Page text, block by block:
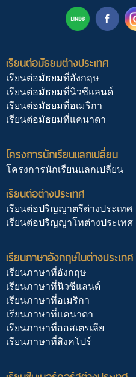
เรียนต่อมัธยมต่างประเทศ
เรียนต่อมัธยมที่อังกฤษ
เรียนต่อมัธยมที่นิวซีแลนด์
เรียนต่อมัธยมที่อเมริกา
เรียนต่อมัธยมที่แคนาดา
โครงการนักเรียนแลกเปลี่ยน
โครงการนักเรียนแลกเปลี่ยน
เรียนต่อต่างประเทศ
เรียนต่อปริญญาตรีต่างประเทศ
เรียนต่อปริญญาโทต่างประเทศ
เรียนภาษาอังกฤษในต่างประเทศ
เรียนภาษาที่อังกฤษ
เรียนภาษาที่นิวซีแลนด์
เรียนภาษาที่อเมริกา
เรียนภาษาที่แคนาดา
เรียนภาษาที่ออสเตรเลีย
เรียนภาษาที่สิงคโปร์